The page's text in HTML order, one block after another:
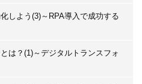
しよう(3)～RPA導入で成功する
は？(1)～デジタルトランスフォ